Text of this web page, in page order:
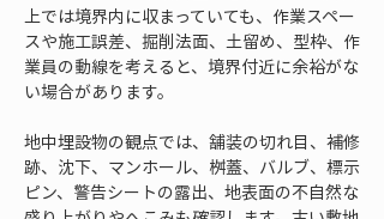
上では境界内に収まっていても、作業スペー
スや施工誤差、掘削法面、土留め、型枠、作
業員の動線を考えると、境界付近に余裕がな
い場合があります。
地中埋設物の観点では、舗装の切れ目、補修
跡、沈下、マンホール、桝蓋、バルブ、標示
ピン、警告シートの露出、地表面の不自然な